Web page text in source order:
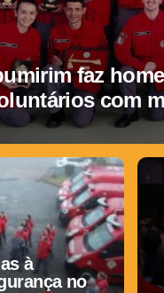
faz
com
à
no